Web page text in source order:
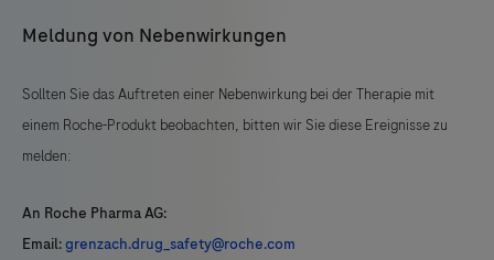
Meldung von Nebenwirkungen
Sollten Sie das Auftreten einer Nebenwirkung bei der Therapie mit
einem Roche-Produkt beobachten, bitten wir Sie diese Ereignisse zu
melden:
An Roche Pharma AG:
Email:grenzach.drug_safety@roche.com